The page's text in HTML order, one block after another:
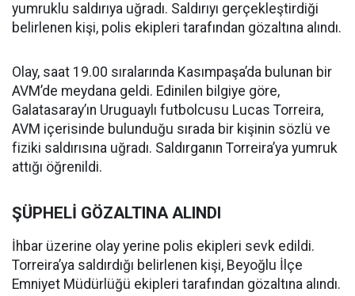
yumruklu saldırıya uğradı. Saldırıyı gerçekleştirdiği
belirlenen kişi, polis ekipleri tarafından gözaltına alındı.
Olay, saat 19.00 sıralarında Kasımpaşa’da bulunan bir
AVM’de meydana geldi. Edinilen bilgiye göre,
Galatasaray’ın Uruguaylı futbolcusu Lucas Torreira,
AVM içerisinde bulunduğu sırada bir kişinin sözlü ve
fiziki saldırısına uğradı. Saldırganın Torreira’ya yumruk
attığı öğrenildi.
ŞÜPHELİ GÖZALTINA ALINDI
İhbar üzerine olay yerine polis ekipleri sevk edildi.
Torreira’ya saldırdığı belirlenen kişi, Beyoğlu İlçe
Emniyet Müdürlüğü ekipleri tarafından gözaltına alındı.